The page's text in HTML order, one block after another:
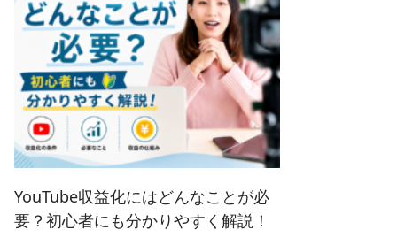
YouTube収益化にはどんなことが必
要？初心者にも分かりやすく解説！